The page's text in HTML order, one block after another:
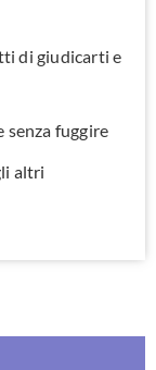
di giudicarti e
senza fuggire
altri